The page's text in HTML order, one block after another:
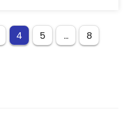
4 5 … 8